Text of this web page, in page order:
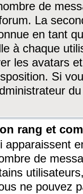
de
La
en tant
à chaque
les avatars
Si
rang et
apparaissent
de
ne pouvez